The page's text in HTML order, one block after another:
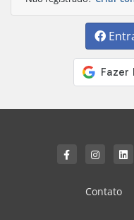
Contato